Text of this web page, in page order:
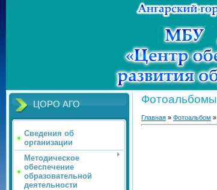
ЦОРО АГО
Сведения об
организации
Методическое
обеспечение
образовательной
деятельности
Фотоальбомы
Главная » Фотоальбом »